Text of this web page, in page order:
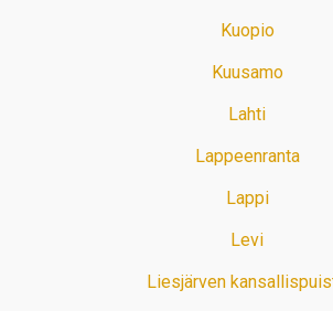
Kuopio
Kuusamo
Lahti
Lappeenranta
Lappi
Levi
Liesjärven